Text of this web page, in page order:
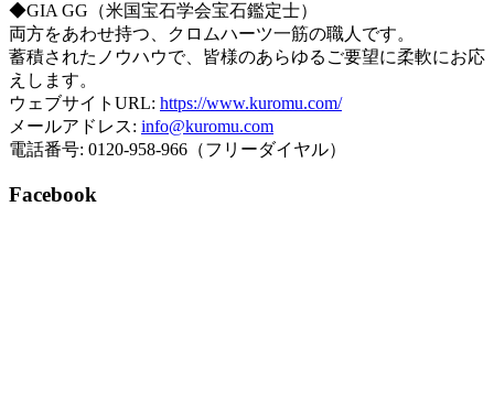
◆GIA GG（米国宝石学会宝石鑑定士）
両方をあわせ持つ、クロムハーツ一筋の職人です。
蓄積されたノウハウで、皆様のあらゆるご要望に柔軟にお応
えします。
ウェブサイトURL: https://www.kuromu.com/
メールアドレス: info@kuromu.com
電話番号: 0120-958-966（フリーダイヤル）
Facebook